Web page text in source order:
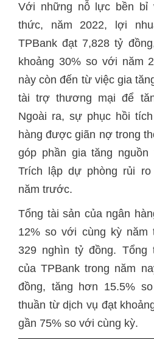
Với những nỗ lực bền bỉ
thức, năm 2022, lợi
TPBank đạt 7,828 tỷ
khoảng 30% so với năm
này còn đến từ việc gia
tài trợ thương mại để
Ngoài ra, sự phục hồi
hàng được giãn nợ trong
góp phần gia tăng nguồn
Trích lập dự phòng rủi
năm trước.
Tổng tài sản của ngân
12% so với cùng kỳ năm
329 nghìn tỷ đồng. Tổng
của TPBank trong năm
đồng, tăng hơn 15.5%
thuần từ dịch vụ đạt
gần 75% so với cùng kỳ.